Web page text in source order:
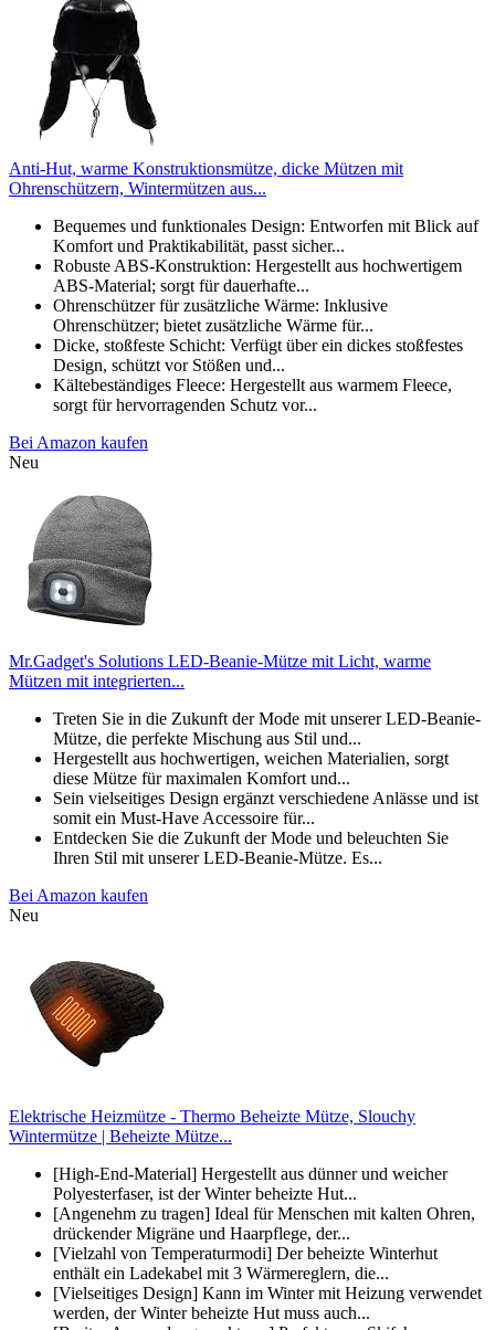
Anti-Hut, warme Konstruktionsmütze, dicke Mützen mit
Ohrenschützern, Wintermützen aus...
Bequemes und funktionales Design: Entworfen mit Blick auf
Komfort und Praktikabilität, passt sicher...
Robuste ABS-Konstruktion: Hergestellt aus hochwertigem
ABS-Material; sorgt für dauerhafte...
Ohrenschützer für zusätzliche Wärme: Inklusive
Ohrenschützer; bietet zusätzliche Wärme für...
Dicke, stoßfeste Schicht: Verfügt über ein dickes stoßfestes
Design, schützt vor Stößen und...
Kältebeständiges Fleece: Hergestellt aus warmem Fleece,
sorgt für hervorragenden Schutz vor...
Bei Amazon kaufen
Neu
Mr.Gadget's Solutions LED-Beanie-Mütze mit Licht, warme
Mützen mit integrierten...
Treten Sie in die Zukunft der Mode mit unserer LED-Beanie-
Mütze, die perfekte Mischung aus Stil und...
Hergestellt aus hochwertigen, weichen Materialien, sorgt
diese Mütze für maximalen Komfort und...
Sein vielseitiges Design ergänzt verschiedene Anlässe und ist
somit ein Must-Have Accessoire für...
Entdecken Sie die Zukunft der Mode und beleuchten Sie
Ihren Stil mit unserer LED-Beanie-Mütze. Es...
Bei Amazon kaufen
Neu
Elektrische Heizmütze - Thermo Beheizte Mütze, Slouchy
Wintermütze | Beheizte Mütze...
[High-End-Material] Hergestellt aus dünner und weicher
Polyesterfaser, ist der Winter beheizte Hut...
[Angenehm zu tragen] Ideal für Menschen mit kalten Ohren,
drückender Migräne und Haarpflege, der...
[Vielzahl von Temperaturmodi] Der beheizte Winterhut
enthält ein Ladekabel mit 3 Wärmereglern, die...
[Vielseitiges Design] Kann im Winter mit Heizung verwendet
werden, der Winter beheizte Hut muss auch...